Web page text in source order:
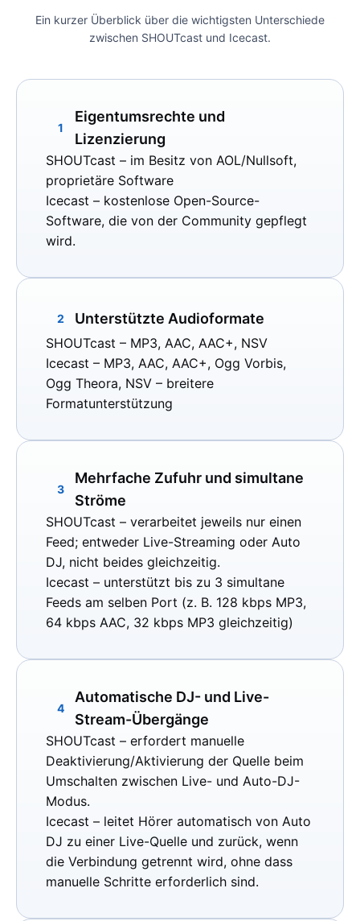
Ein kurzer Überblick über die wichtigsten Unterschiede
zwischen SHOUTcast und Icecast.
1
Eigentumsrechte und
Lizenzierung
SHOUTcast – im Besitz von AOL/Nullsoft,
proprietäre Software
Icecast – kostenlose Open-Source-
Software, die von der Community gepflegt
wird.
2 Unterstützte Audioformate
SHOUTcast – MP3, AAC, AAC+, NSV
Icecast – MP3, AAC, AAC+, Ogg Vorbis,
Ogg Theora, NSV – breitere
Formatunterstützung
3
Mehrfache Zufuhr und simultane
Ströme
SHOUTcast – verarbeitet jeweils nur einen
Feed; entweder Live-Streaming oder Auto
DJ, nicht beides gleichzeitig.
Icecast – unterstützt bis zu 3 simultane
Feeds am selben Port (z. B. 128 kbps MP3,
64 kbps AAC, 32 kbps MP3 gleichzeitig)
4
Automatische DJ- und Live-
Stream-Übergänge
SHOUTcast – erfordert manuelle
Deaktivierung/Aktivierung der Quelle beim
Umschalten zwischen Live- und Auto-DJ-
Modus.
Icecast – leitet Hörer automatisch von Auto
DJ zu einer Live-Quelle und zurück, wenn
die Verbindung getrennt wird, ohne dass
manuelle Schritte erforderlich sind.